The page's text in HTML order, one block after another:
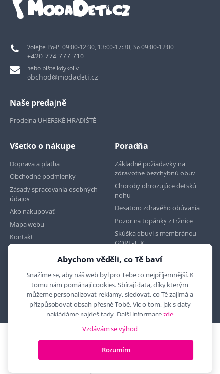
Volejte Po-Pi 09:00-12:30, 13:00-17:30, So 09:00-12:00
+420 774 777 710
nebo pište kdykoliv
obchod@modadeti.cz
Naše predajně
Prodejna UHERSKÉ HRADIŠTĚ
Všetko o nákupe
Doprava a platba
Obchodné podmienky
Zásady spracovania osobných
údajov
Ako nakupovať
Mapa webu
Kontakt
Poradňa
Základné požiadavky na
zdravotne bezchybnú obuv
Choroby ohrozujúce detskú
nohu
Desatoro zdravého obúvania
Pozor na topánky z tržnice
Skúška obuvi s membránou
GORE-TEX
2010 - 2026 © MYRON MAXX, s.r.o., všechna práva vyhrazena
E-shop vytvořila
Abychom věděli, co Tě baví
Snažíme se, aby náš web byl pro Tebe co nejpříjemnější. K
tomu nám pomáhají cookies. Sbírají data, díky kterým
můžeme personalizovat reklamy, sledovat, co Tě zajímá a
přizpůsobovat obsah přesně Tobě. Víc o tom, jak s daty
nakládáme najdeš tady. Další informacezde
Vzdávám se výhod
Rozumím